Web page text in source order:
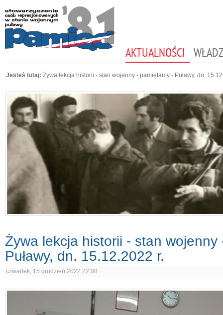
AKTUALNOŚCI
Jesteś tutaj: Żywa lekcja historii - stan wojenny - pamiętamy - Puławy, dn.
Żywa lekcja historii - stan wojenny
Puławy, dn. 15.12.2022 r.
czwartek, 15 grudzień 2022 22:08